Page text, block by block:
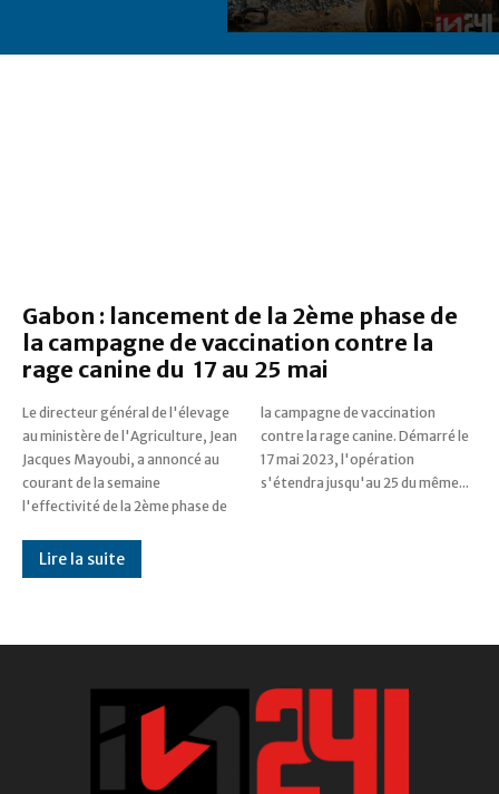
Gabon : lancement de la 2ème phase de
la campagne de vaccination contre la
rage canine du 17 au 25 mai
Le directeur général de l'élevage
au ministère de l'Agriculture, Jean
Jacques Mayoubi, a annoncé au
courant de la semaine
l'effectivité de la 2ème phase de
la campagne de vaccination
contre la rage canine. Démarré le
17 mai 2023, l'opération
s'étendra jusqu'au 25 du même...
Lire la suite